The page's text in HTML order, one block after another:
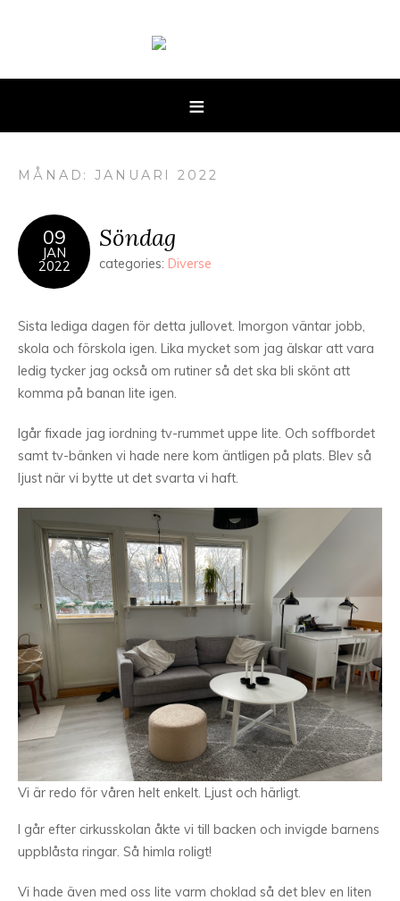
MÅNAD: JANUARI 2022
09
JAN
2022
Söndag
categories: Diverse
Sista lediga dagen för detta jullovet. Imorgon väntar jobb,
skola och förskola igen. Lika mycket som jag älskar att vara
ledig tycker jag också om rutiner så det ska bli skönt att
komma på banan lite igen.
Igår fixade jag iordning tv-rummet uppe lite. Och soffbordet
samt tv-bänken vi hade nere kom äntligen på plats. Blev så
ljust när vi bytte ut det svarta vi haft.
Vi är redo för våren helt enkelt. Ljust och härligt.
I går efter cirkusskolan åkte vi till backen och invigde barnens
uppblåsta ringar. Så himla roligt!
Vi hade även med oss lite varm choklad så det blev en liten